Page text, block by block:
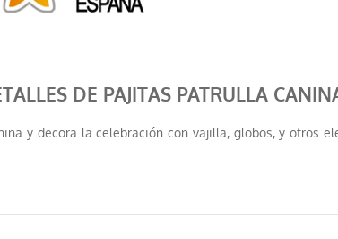
DE PAJITAS PATRULLA
y decora la celebración con vajilla, globos, y otros